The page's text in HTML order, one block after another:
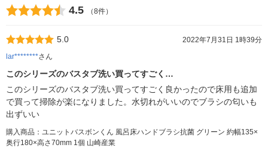
4.5 （8件）
5.0
2022年7月31日 1時39分
lar********さん
このシリーズのバスタブ洗い買ってすごく…
このシリーズのバスタブ洗い買ってすごく良かったので床用も追加
で買って掃除が楽になりました。水切れがいいのでブラシの匂いも
出ずいい
購入商品：ユニットバスボンくん 風呂床ハンドブラシ抗菌 グリーン 約幅135×
奥行180×高さ70mm 1個 山崎産業